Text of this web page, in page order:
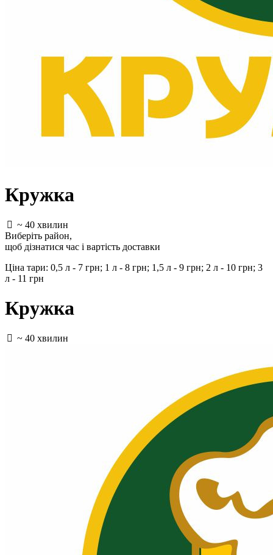
Кружка
~ 40 хвилин
Виберіть район,
щоб дізнатися час і вартість доставки
Ціна тари: 0,5 л - 7 грн; 1 л - 8 грн; 1,5 л - 9 грн; 2 л - 10 грн; 3
л - 11 грн
Кружка
~ 40 хвилин